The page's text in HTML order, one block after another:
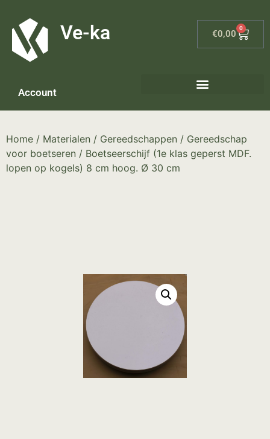
Ve-ka €0,00
0
Account
Home / Materialen / Gereedschappen / Gereedschap
voor boetseren / Boetseerschijf (1e klas geperst MDF.
lopen op kogels) 8 cm hoog. Ø 30 cm